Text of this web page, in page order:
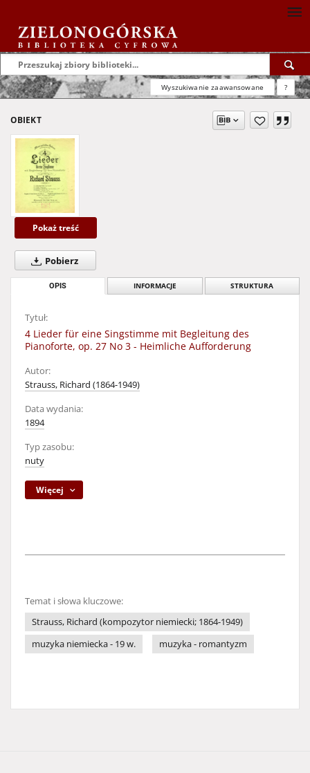
Wyszukiwanie zaawansowane ?
OBIEKT
Pokaż treść
Pobierz
OPIS INFORMACJE STRUKTURA
Tytuł:
4 Lieder für eine Singstimme mit Begleitung des
Pianoforte, op. 27 No 3 - Heimliche Aufforderung
Autor:
Strauss, Richard (1864-1949)
Data wydania:
1894
Typ zasobu:
nuty
Więcej
Temat i słowa kluczowe:
Strauss, Richard (kompozytor niemiecki; 1864-1949)
muzyka niemiecka - 19 w.
muzyka - romantyzm